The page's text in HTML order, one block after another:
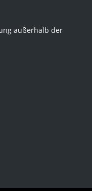
außerhalb der